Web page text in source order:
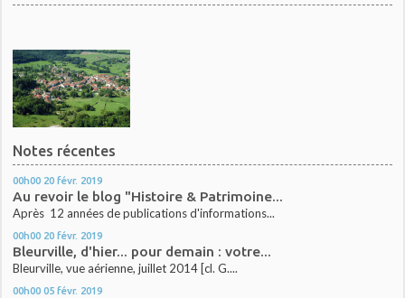
Notes récentes
00h00 20 févr. 2019
Au revoir le blog "Histoire & Patrimoine...
Après 12 années de publications d'informations...
00h00 20 févr. 2019
Bleurville, d'hier... pour demain : votre...
Bleurville, vue aérienne, juillet 2014 [cl. G....
00h00 05 févr. 2019